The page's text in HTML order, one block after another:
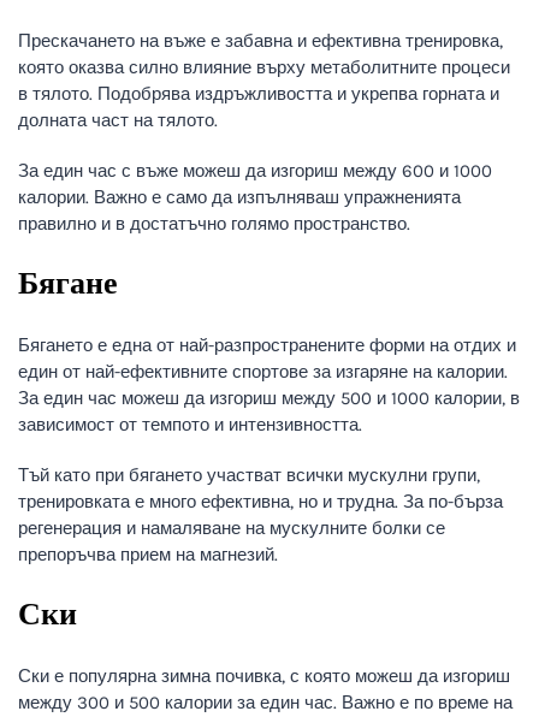
Прескачането на въже е забавна и ефективна тренировка,
която оказва силно влияние върху метаболитните процеси
в тялото. Подобрява издръжливостта и укрепва горната и
долната част на тялото.
За един час с въже можеш да изгориш между 600 и 1000
калории. Важно е само да изпълняваш упражненията
правилно и в достатъчно голямо пространство.
Бягане
Бягането е една от най-разпространените форми на отдих и
един от най-ефективните спортове за изгаряне на калории.
За един час можеш да изгориш между 500 и 1000 калории, в
зависимост от темпото и интензивността.
Тъй като при бягането участват всички мускулни групи,
тренировката е много ефективна, но и трудна. За по-бърза
регенерация и намаляване на мускулните болки се
препоръчва прием на магнезий.
Ски
Ски е популярна зимна почивка, с която можеш да изгориш
между 300 и 500 калории за един час. Важно е по време на